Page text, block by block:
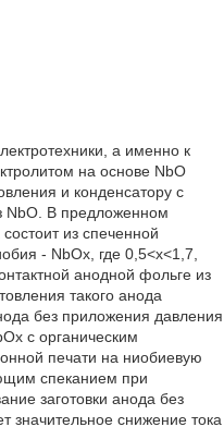
а именно к
на основе NbO
и конденсатору с
NbO. В предложенном
из спеченной
- NbOx, где 0,5<х<1,7,
анодной фольге из
такого анода
без приложения давления
с органическим
печати на ниобиевую
спеканием при
заготовки анода без
значительное снижение тока